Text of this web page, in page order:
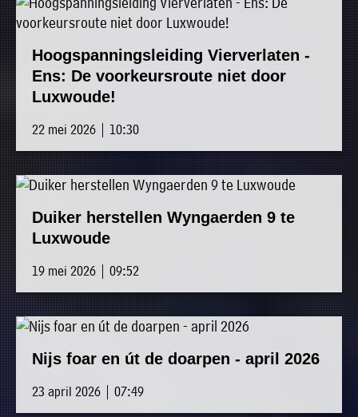
Hoogspanningsleiding Vierverlaten -
Ens: De voorkeursroute niet door
Luxwoude!
22 mei 2026 | 10:30
Duiker herstellen Wyngaerden 9 te
Luxwoude
19 mei 2026 | 09:52
Nijs foar en út de doarpen - april 2026
23 april 2026 | 07:49
verhalen
Dossiers
Nieuwsbrieven
gemeente
Opsterland